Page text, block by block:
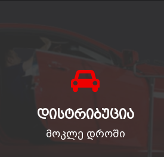
ᲓᲘᲡᲢᲠᲘᲑᲣᲪᲘᲐ
მოკლე დროში